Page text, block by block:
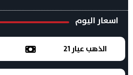
اسعار اليوم
الذهب عيار 21